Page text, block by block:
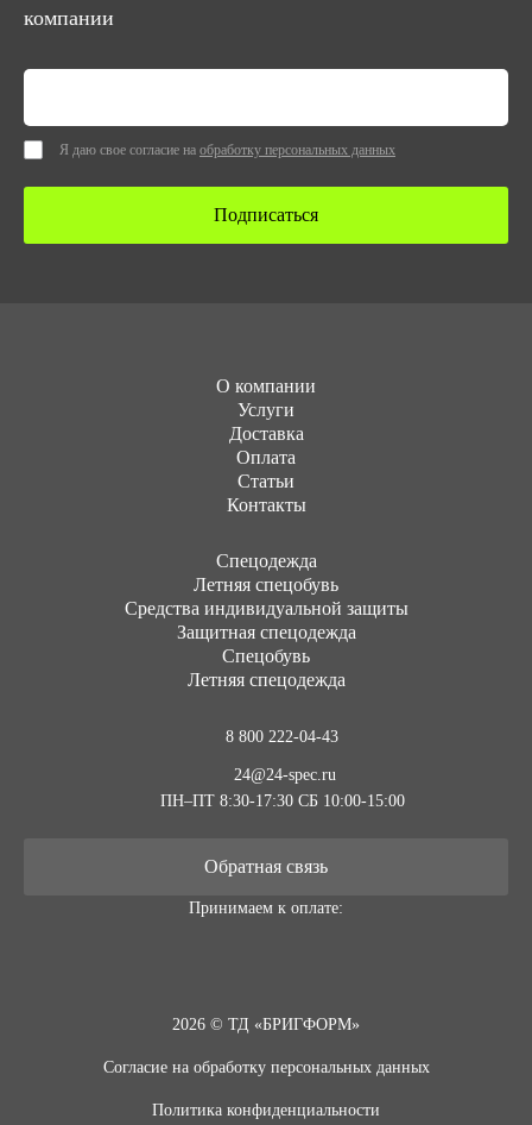
компании
Я даю свое согласие на обработку персональных данных
Подписаться
О компании
Услуги
Доставка
Оплата
Статьи
Контакты
Cпецодежда
Летняя спецобувь
Средства индивидуальной защиты
Защитная спецодежда
Спецобувь
Летняя спецодежда
8 800 222-04-43
24@24-spec.ru
ПН–ПТ 8:30-17:30 СБ 10:00-15:00
Обратная связь
Принимаем к оплате:
2026 © ТД «БРИГФОРМ»
Политика конфиденциальности
Согласие на обработку персональных данных